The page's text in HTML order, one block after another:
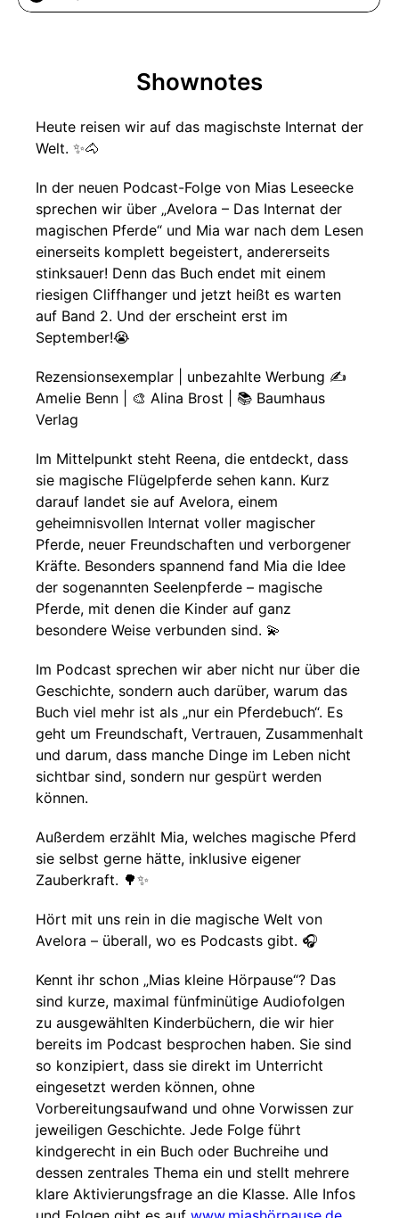
Shownotes
Heute reisen wir auf das magischste Internat der
Welt. ✨🐴
In der neuen Podcast-Folge von Mias Leseecke
sprechen wir über „Avelora – Das Internat der
magischen Pferde“ und Mia war nach dem Lesen
einerseits komplett begeistert, andererseits
stinksauer! Denn das Buch endet mit einem
riesigen Cliffhanger und jetzt heißt es warten
auf Band 2. Und der erscheint erst im
September!😭
Rezensionsexemplar | unbezahlte Werbung ✍️
Amelie Benn | 🎨 Alina Brost | 📚 Baumhaus
Verlag
Im Mittelpunkt steht Reena, die entdeckt, dass
sie magische Flügelpferde sehen kann. Kurz
darauf landet sie auf Avelora, einem
geheimnisvollen Internat voller magischer
Pferde, neuer Freundschaften und verborgener
Kräfte. Besonders spannend fand Mia die Idee
der sogenannten Seelenpferde – magische
Pferde, mit denen die Kinder auf ganz
besondere Weise verbunden sind. 💫
Im Podcast sprechen wir aber nicht nur über die
Geschichte, sondern auch darüber, warum das
Buch viel mehr ist als „nur ein Pferdebuch“. Es
geht um Freundschaft, Vertrauen, Zusammenhalt
und darum, dass manche Dinge im Leben nicht
sichtbar sind, sondern nur gespürt werden
können.
Außerdem erzählt Mia, welches magische Pferd
sie selbst gerne hätte, inklusive eigener
Zauberkraft. 🌳✨
Hört mit uns rein in die magische Welt von
Avelora – überall, wo es Podcasts gibt. 🎧
Kennt ihr schon „Mias kleine Hörpause“? Das
sind kurze, maximal fünfminütige Audiofolgen
zu ausgewählten Kinderbüchern, die wir hier
bereits im Podcast besprochen haben. Sie sind
so konzipiert, dass sie direkt im Unterricht
eingesetzt werden können, ohne
Vorbereitungsaufwand und ohne Vorwissen zur
jeweiligen Geschichte. Jede Folge führt
kindgerecht in ein Buch oder Buchreihe und
dessen zentrales Thema ein und stellt mehrere
klare Aktivierungsfrage an die Klasse. Alle Infos